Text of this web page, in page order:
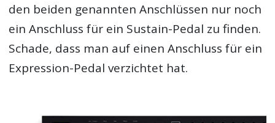
den beiden genannten Anschlüssen nur noch
ein Anschluss für ein Sustain-Pedal zu finden.
Schade, dass man auf einen Anschluss für ein
Expression-Pedal verzichtet hat.